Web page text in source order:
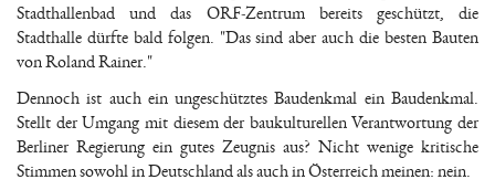
Stadthallenbad und das ORF-Zentrum bereits geschützt, die
Stadthalle dürfte bald folgen. "Das sind aber auch die besten Bauten
von Roland Rainer."
Dennoch ist auch ein ungeschütztes Baudenkmal ein Baudenkmal.
Stellt der Umgang mit diesem der baukulturellen Verantwortung der
Berliner Regierung ein gutes Zeugnis aus? Nicht wenige kritische
Stimmen sowohl in Deutschland als auch in Österreich meinen: nein.